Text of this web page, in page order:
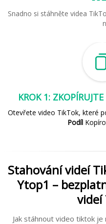
Snadno si stáhněte videa
KROK 1:
Otevřete video TikTok, které
Podíl
Stahování videí
Ytop1 –
videí
Jak stáhnout video tiktok